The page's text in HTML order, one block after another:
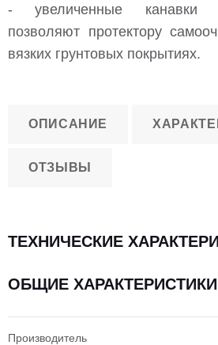
- увеличенные канавки
позволяют протектору
вязких грунтовых покрытиях.
ОПИСАНИЕ
ОТЗЫВЫ
ТЕХНИЧЕСКИЕ
ОБЩИЕ ХАРАКТЕРИСТИКИ
Производитель